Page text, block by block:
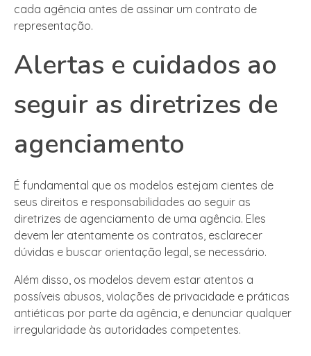
cada agência antes de assinar um contrato de
representação.
Alertas e cuidados ao
seguir as diretrizes de
agenciamento
É fundamental que os modelos estejam cientes de
seus direitos e responsabilidades ao seguir as
diretrizes de agenciamento de uma agência. Eles
devem ler atentamente os contratos, esclarecer
dúvidas e buscar orientação legal, se necessário.
Além disso, os modelos devem estar atentos a
possíveis abusos, violações de privacidade e práticas
antiéticas por parte da agência, e denunciar qualquer
irregularidade às autoridades competentes.